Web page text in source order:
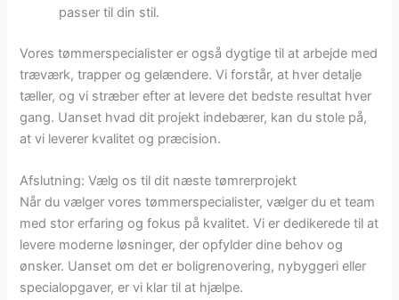
passer til din stil.
Vores tømmerspecialister er også dygtige til at arbejde med
træværk, trapper og gelændere. Vi forstår, at hver detalje
tæller, og vi stræber efter at levere det bedste resultat hver
gang. Uanset hvad dit projekt indebærer, kan du stole på,
at vi leverer kvalitet og præcision.
Afslutning: Vælg os til dit næste tømrerprojekt
Når du vælger vores tømmerspecialister, vælger du et team
med stor erfaring og fokus på kvalitet. Vi er dedikerede til at
levere moderne løsninger, der opfylder dine behov og
ønsker. Uanset om det er boligrenovering, nybyggeri eller
specialopgaver, er vi klar til at hjælpe.